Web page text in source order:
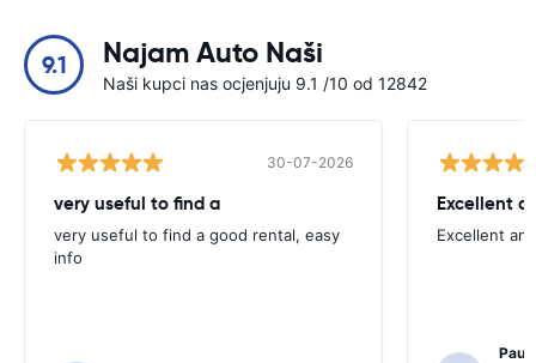
9.1 Najam Auto Naši
Naši kupci nas ocjenjuju 9.1 /10 od 12842
30-07-2026
very useful to find a
very useful to find a good rental, easy
info
Excellent
Excellent
Paul